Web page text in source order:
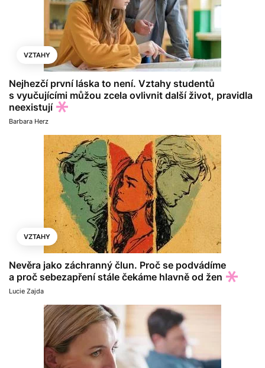
VZTAHY
Nejhezčí první láska to není. Vztahy studentů
s vyučujícími můžou zcela ovlivnit další život, pravidla
neexistují
Barbara Herz
VZTAHY
Nevěra jako záchranný člun. Proč se podvádíme
a proč sebezapření stále čekáme hlavně od žen
Lucie Zajda